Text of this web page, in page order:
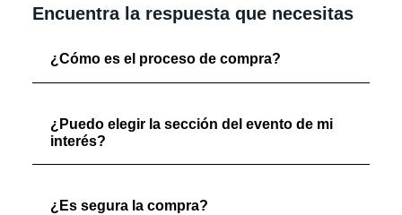
Encuentra la respuesta que necesitas
¿Cómo es el proceso de compra?
¿Puedo elegir la sección del evento de mi
interés?
¿Es segura la compra?